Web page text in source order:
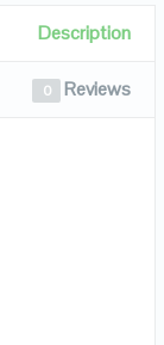
Description
Reviews
0